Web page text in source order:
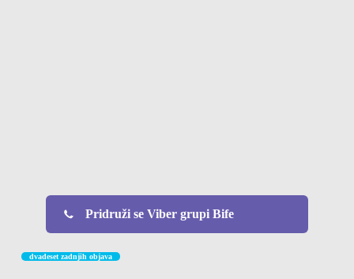
Pridruži se Viber grupi Bife
dvadeset zadnjih objava